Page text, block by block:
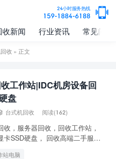
24小时服务热线
159-1884-6188
收新闻 行业资讯 常见问题
收 » 正文
工作站|IDC机房设备回
盘
台式机回收 阅读(162)
，服务器回收，回收工作站，
卡SSD硬盘， 回收高端二手服务
站电脑